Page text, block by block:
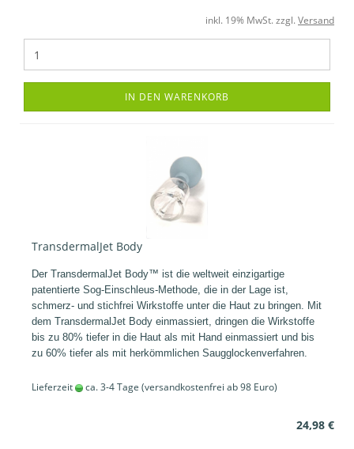
inkl. 19% MwSt. zzgl. Versand
IN DEN WARENKORB
TransdermalJet Body
Der TransdermalJet Body™ ist die weltweit einzigartige
patentierte Sog-Einschleus-Methode, die in der Lage ist,
schmerz- und stichfrei Wirkstoffe unter die Haut zu bringen. Mit
dem TransdermalJet Body einmassiert, dringen die Wirkstoffe
bis zu 80% tiefer in die Haut als mit Hand einmassiert und bis
zu 60% tiefer als mit herkömmlichen Saugglockenverfahren.
Lieferzeit ca. 3-4 Tage (versandkostenfrei ab 98 Euro)
24,98 €